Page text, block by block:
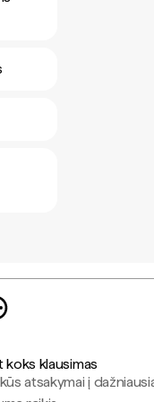
koks klausimas
atsakymai į